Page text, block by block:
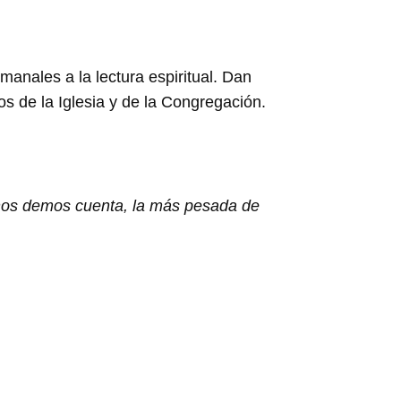
a la lectura espiritual. Dan
de la Iglesia y de la Congregación.
demos cuenta, la más pesada de